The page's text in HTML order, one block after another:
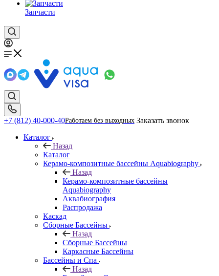
Запчасти
+7 (812) 40-000-40Работаем без выходных Заказать звонок
Каталог
Назад
Каталог
Керамо-композитные бассейны Aquabiography
Назад
Керамо-композитные бассейны
Aquabiography
Аквабиография
Распродажа
Каскад
Сборные Бассейны
Назад
Сборные Бассейны
Каркасные Бассейны
Бассейны и Спа
Назад